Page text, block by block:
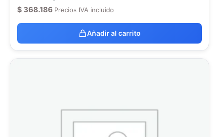
$ 368.186 Precios IVA incluido
Añadir al carrito